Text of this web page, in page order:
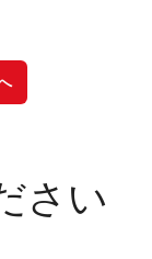
さい